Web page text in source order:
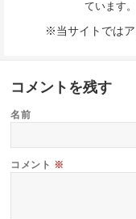
ています。
※当サイトでは
コメントを残す
名前
コメント ※